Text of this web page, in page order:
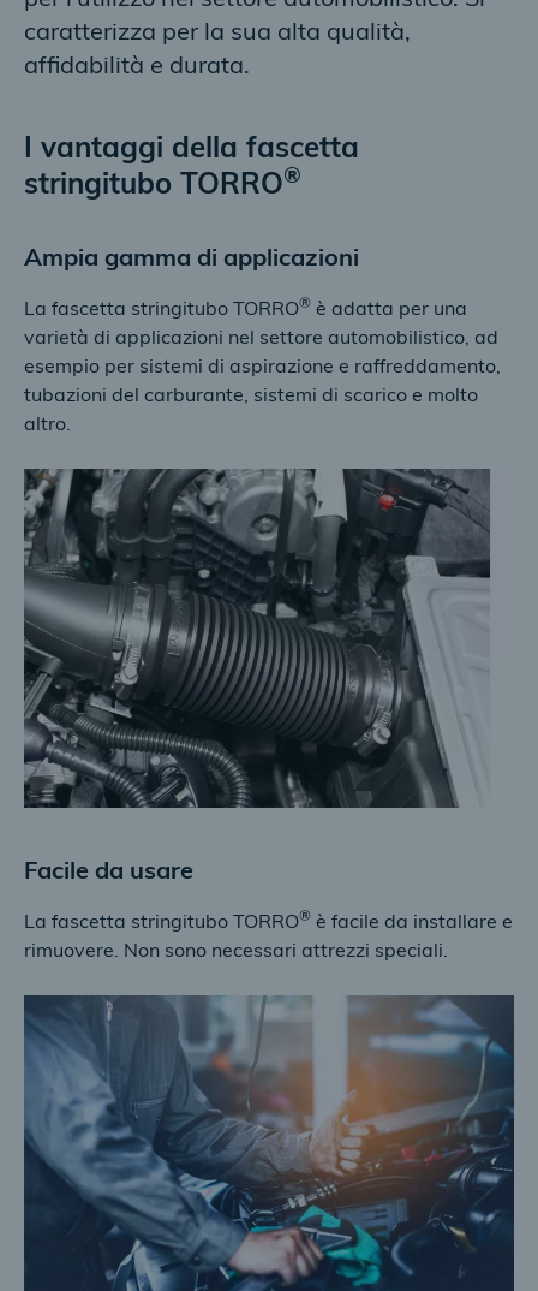
caratterizza per la sua alta qualità,
affidabilità e durata.
I vantaggi della fascetta
stringitubo TORRO®
Ampia gamma di applicazioni
La fascetta stringitubo TORRO® è adatta per una
varietà di applicazioni nel settore automobilistico, ad
esempio per sistemi di aspirazione e raffreddamento,
tubazioni del carburante, sistemi di scarico e molto
altro.
Facile da usare
La fascetta stringitubo TORRO® è facile da installare e
rimuovere. Non sono necessari attrezzi speciali.